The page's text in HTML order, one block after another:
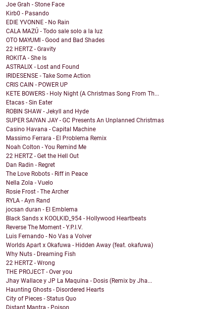
Joe Grah - Stone Face
Kirb0 - Pasando
EDIE YVONNE - No Rain
CALA MAZÚ - Todo sale solo a la luz
OTO MAYUMI - Good and Bad Shades
22 HERTZ - Gravity
ROKITA - She Is
ASTRALIX - Lost and Found
IRIDESENSE - Take Some Action
CRIS CAIN - POWER UP
KETE BOWERS - Holy Night (A Christmas Song From Th...
Etacas - Sin Eater
ROBIN SHAW - Jekyll and Hyde
SUPER SAIYAN JAY - GC Presents An Unplanned Christmas
Casino Havana - Capital Machine
Massimo Ferrara - El Problema Remix
Noah Colton - You Remind Me
22 HERTZ - Get the Hell Out
Dan Radin - Regret
The Love Robots - Riff in Peace
Nella Zola - Vuelo
Rosie Frost - The Archer
RYLA - Ayn Rand
jocsan duran - El Emblema
Black Sands x KOOLKID_954 - Hollywood Heartbeats
Reverse The Moment - Y.P.I.V.
Luis Fernando - No Vas a Volver
Worlds Apart x Okafuwa - Hidden Away (feat. okafuwa)
Why Nuts - Dreaming Fish
22 HERTZ - Wrong
THE PROJECT - Over you
Jhay Wallace y JP La Maquina - Dosis (Remix by Jha...
Haunting Ghosts - Disordered Hearts
City of Pieces - Status Quo
Distant Mantra - Poison